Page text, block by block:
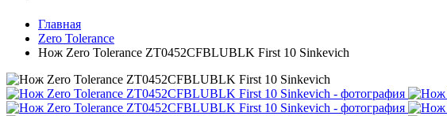
Главная
Zero Tolerance
Нож Zero Tolerance ZT0452CFBLUBLK First 10 Sinkevich